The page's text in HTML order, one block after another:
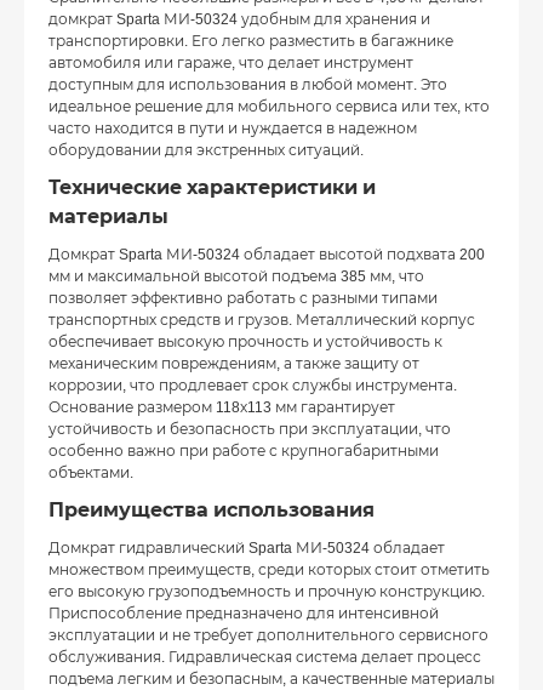
домкрат Sparta МИ-50324 удобным для хранения и
транспортировки. Его легко разместить в багажнике
автомобиля или гараже, что делает инструмент
доступным для использования в любой момент. Это
идеальное решение для мобильного сервиса или тех, кто
часто находится в пути и нуждается в надежном
оборудовании для экстренных ситуаций.
Технические характеристики и
материалы
Домкрат Sparta МИ-50324 обладает высотой подхвата 200
мм и максимальной высотой подъема 385 мм, что
позволяет эффективно работать с разными типами
транспортных средств и грузов. Металлический корпус
обеспечивает высокую прочность и устойчивость к
механическим повреждениям, а также защиту от
коррозии, что продлевает срок службы инструмента.
Основание размером 118х113 мм гарантирует
устойчивость и безопасность при эксплуатации, что
особенно важно при работе с крупногабаритными
объектами.
Преимущества использования
Домкрат гидравлический Sparta МИ-50324 обладает
множеством преимуществ, среди которых стоит отметить
его высокую грузоподъемность и прочную конструкцию.
Приспособление предназначено для интенсивной
эксплуатации и не требует дополнительного сервисного
обслуживания. Гидравлическая система делает процесс
подъема легким и безопасным, а качественные материалы